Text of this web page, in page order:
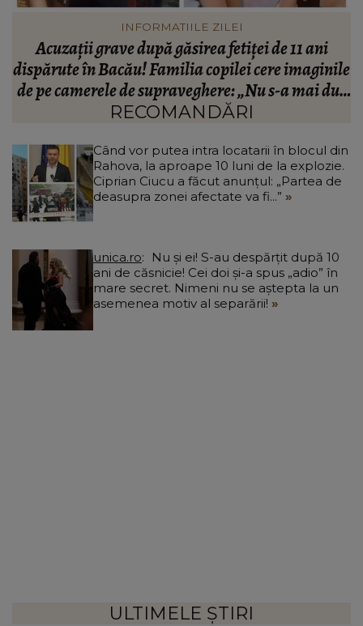
VEDETE
Johny Romano, scos din sărite în timp ce se afla la
cumpărături! Ce i-a o spus femeie după ce artistul
nu i-a răspuns: “Nu bagi…”
RECOMANDĂRI
Când vor putea intra locatarii în blocul din
Rahova, la aproape 10 luni de la explozie.
Ciprian Ciucu a făcut anunțul: „Partea de
deasupra zonei afectate va fi...”
unica.ro
ani de căsnicie! Cei doi și-a spus „adio” în
mare secret. Nimeni nu se aștepta la un
asemenea motiv al separării!
ULTIMELE ȘTIRI